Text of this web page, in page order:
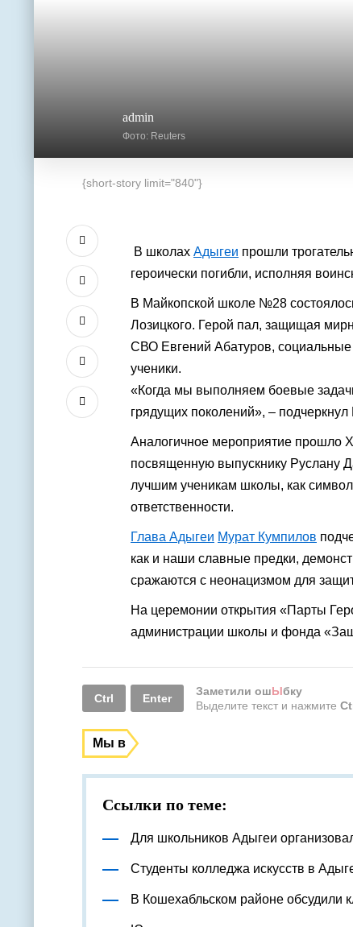
admin
Фото: Reuters
{short-story limit="840"}
В школах Адыгеи прошли
героически погибли, исполняя
В Майкопской школе №28
Лозицкого. Герой пал, защищая
СВО Евгений Абатуров,
ученики.
«Когда мы выполняем боевые
грядущих поколений», –
Аналогичное мероприятие прошло
посвященную выпускнику Руслану
лучшим ученикам школы, как
ответственности.
Глава Адыгеи Мурат Кумпилов
как и наши славные предки,
сражаются с неонацизмом для
На церемонии открытия «Парты
администрации школы и фонда
Ctrl Enter
Заметили ошЫбку
Выделите текст и нажмите
Мы в
Ссылки по теме:
Для школьников Адыгеи
Студенты колледжа искусств в
В Кошехабльском районе обсудили